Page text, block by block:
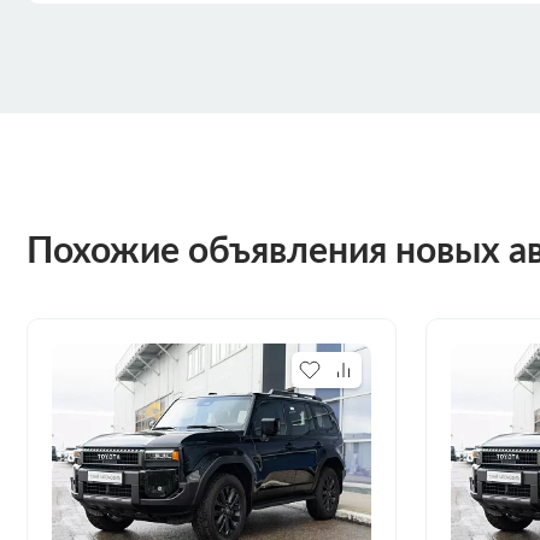
Похожие объявления новых